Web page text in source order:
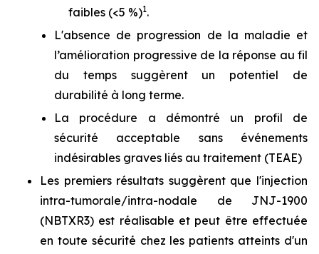
faibles (<5 %)1.
L'absence de progression de la maladie et
l’amélioration progressive de la réponse au fil
du temps suggèrent un potentiel de
durabilité à long terme.
La procédure a démontré un profil de
sécurité acceptable sans événements
indésirables graves liés au traitement (TEAE)
Les premiers résultats suggèrent que l'injection
intra-tumorale/intra-nodale de JNJ-1900
(NBTXR3) est réalisable et peut être effectuée
en toute sécurité chez les patients atteints d'un